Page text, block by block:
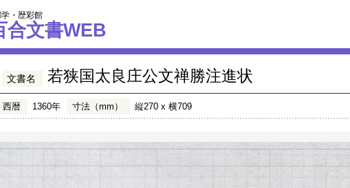
・歴彩館
合文書WEB
文書名 若狭国太良庄公文禅勝注進状
西暦 1360年 寸法（mm） 縦270 x 横709